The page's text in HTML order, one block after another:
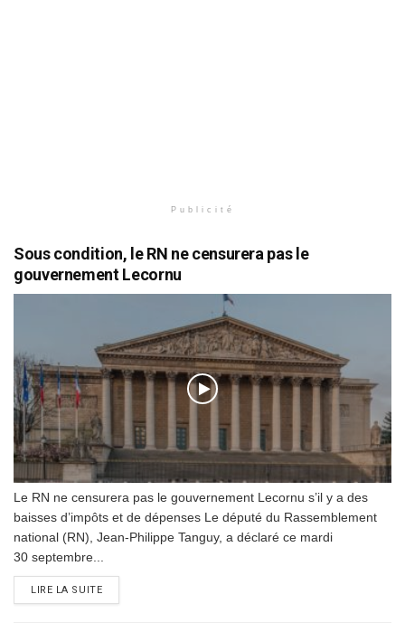
Publicité
Sous condition, le RN ne censurera pas le
gouvernement Lecornu
Le RN ne censurera pas le gouvernement Lecornu s’il y a des
baisses d’impôts et de dépenses Le député du Rassemblement
national (RN), Jean-Philippe Tanguy, a déclaré ce mardi
30 septembre...
LIRE LA SUITEDETAILS